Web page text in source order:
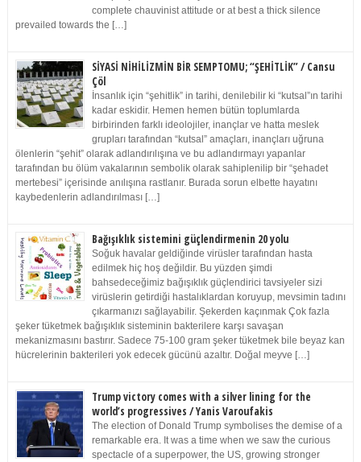
complete chauvinist attitude or at best a thick silence
prevailed towards the […]
SİYASİ NİHİLİZMİN BİR SEMPTOMU; “ŞEHİTLİK” / Cansu
Çöl
İnsanlık için “şehitlik” in tarihi, denilebilir ki “kutsal”ın tarihi
kadar eskidir. Hemen hemen bütün toplumlarda
birbirinden farklı ideolojiler, inançlar ve hatta meslek
grupları tarafından “kutsal” amaçları, inançları uğruna
ölenlerin “şehit” olarak adlandırılışına ve bu adlandırmayı yapanlar
tarafından bu ölüm vakalarının sembolik olarak sahiplenilip bir “şehadet
mertebesi” içerisinde anılışına rastlanır. Burada sorun elbette hayatını
kaybedenlerin adlandırılması […]
Bağışıklık sistemini güçlendirmenin 20 yolu
Soğuk havalar geldiğinde virüsler tarafından hasta
edilmek hiç hoş değildir. Bu yüzden şimdi
bahsedeceğimiz bağışıklık güçlendirici tavsiyeler sizi
virüslerin getirdiği hastalıklardan koruyup, mevsimin tadını
çıkarmanızı sağlayabilir. Şekerden kaçınmak Çok fazla
şeker tüketmek bağışıklık sisteminin bakterilere karşı savaşan
mekanizmasını bastırır. Sadece 75-100 gram şeker tüketmek bile beyaz kan
hücrelerinin bakterileri yok edecek gücünü azaltır. Doğal meyve […]
Trump victory comes with a silver lining for the
world’s progressives / Yanis Varoufakis
The election of Donald Trump symbolises the demise of a
remarkable era. It was a time when we saw the curious
spectacle of a superpower, the US, growing stronger